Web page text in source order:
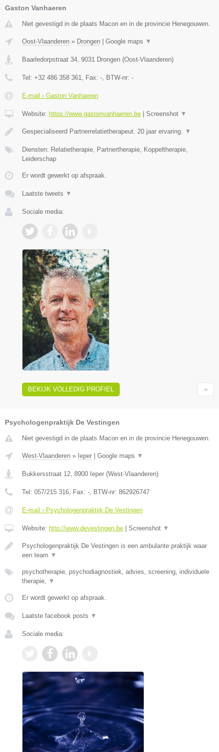
Gaston Vanhaeren
Niet gevestigd in de plaats Macon en in de provincie Henegouwen.
Oost-Vlaanderen » Drongen Google maps ▼
Baarledorpstraat 34, 9031 Drongen (Oost-Vlaanderen)
Tel: +32 486 358 361, Fax: -, BTW-nr: -
E-mail › Gaston Vanhaeren
Website: https://www.gastonvanhaeren.be Screenshot ▼
Gespecialiseerd Partnerrelatietherapeut. 20 jaar ervaring. ▼
Diensten: Relatietherapie, Partnertherapie, Koppeltherapie,
Leiderschap
Er wordt gewerkt op afspraak.
Laatste tweets ▼
Sociale media:
BEKIJK VOLLEDIG PROFIEL
Psychologenpraktijk De Vestingen
Niet gevestigd in de plaats Macon en in de provincie Henegouwen.
West-Vlaanderen » Ieper Google maps ▼
Bukkersstraat 12, 8900 Ieper (West-Vlaanderen)
Tel: 057/215 316, Fax: -, BTW-nr: 862926747
E-mail › Psychologenpraktijk De Vestingen
Website: http://www.devestingen.be Screenshot ▼
Psychologenpraktijk De Vestingen is een ambulante praktijk waar
een team ▼
psychotherapie, psychodiagnostiek, advies, screening, individuele
therapie, ▼
Er wordt gewerkt op afspraak.
Laatste facebook posts ▼
Sociale media: